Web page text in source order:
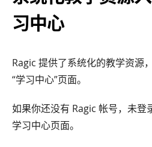
习中心
Ragic 提供了系统化的教学资源
“学习中心”页面。
如果你还没有 Ragic 帐号，未登
学习中心页面。